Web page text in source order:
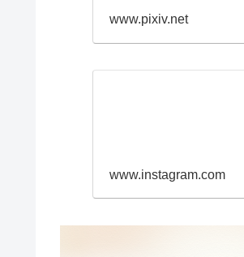
www.pixiv.net
www.instagram.com